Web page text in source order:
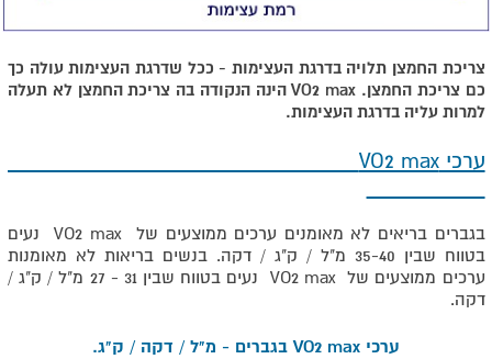
ערכי VO2 max בגברים - מ"ל / דקה / ק"ג.
בגברים בריאים לא מאומנים ערכים ממוצעים של VO2 max נעים
בטווח שבין 35-40 מ"ל / ק"ג / דקה. בנשים בריאות לא מאומנות
ערכים ממוצעים של VO2 max נעים בטווח שבין 31 - 27 מ"ל / ק"ג /
דקה.
צריכת החמצן תלויה בדרגת העצימות - ככל שדרגת העצימות עולה כך
כם צריכת החמצן. VO2 max הינה הנקודה בה צריכת החמצן לא תעלה
למרות עליה בדרגת העצימות.